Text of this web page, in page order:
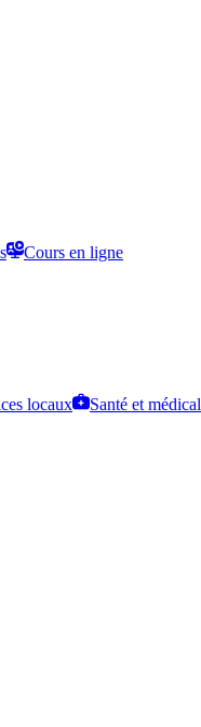
Cours en ligne
locaux Santé et médical